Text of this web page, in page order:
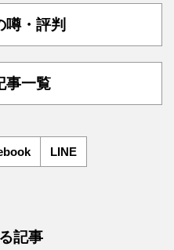
噂・評判
事一覧
LINE
記事